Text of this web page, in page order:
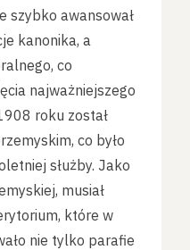
szybko awansował
kanonika, a
co
najważniejszego
roku został
co było
służby. Jako
musiał
które w
nie tylko parafie